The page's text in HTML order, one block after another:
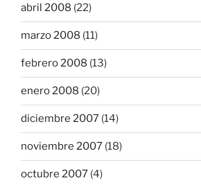
abril 2008 (22)
marzo 2008 (11)
febrero 2008 (13)
enero 2008 (20)
diciembre 2007 (14)
noviembre 2007 (18)
octubre 2007 (4)